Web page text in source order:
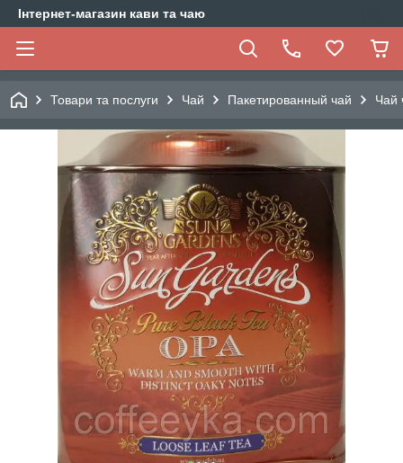
Інтернет-магазин кави та чаю
Товари та послуги Чай Пакетированный чай Чай